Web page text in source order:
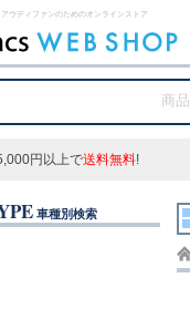
ウディファンのためのオンラインストア
円以上で送料無料!
車種別検索